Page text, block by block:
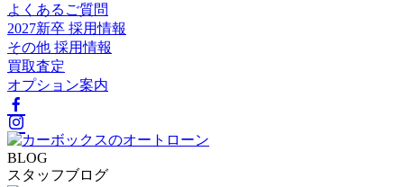
よくあるご質問
2027新卒 採用情報
その他 採用情報
買取査定
オプション案内
BLOG
スタッフブログ